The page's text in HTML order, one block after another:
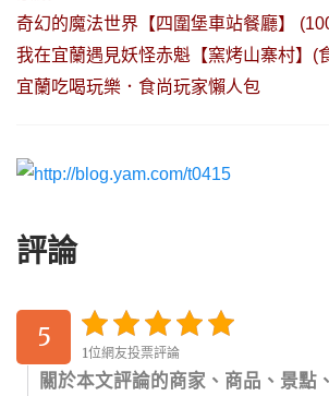
奇幻的魔法世界【四圍堡車站餐廳】
我在宜蘭遇見妖怪赤魁【窯烤山寨村】(
宜蘭吃喝玩樂．食尚玩家懶人包
評論
5
1位網友投票評論
關於本文評論的商家、商品、景點